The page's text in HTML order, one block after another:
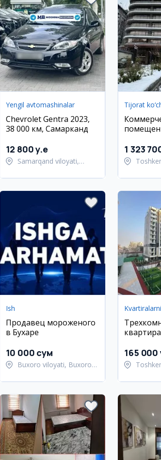
Yengil avtomashinalar
Chevrolet Gentra 2023,
38 000 км, Самарканд
12 800 y.e
Samarqand viloyati,
Tijorat
1 323
Ish
Продавец мороженого
в Бухаре
10 000 сум
Buxoro viloyati, Buxoro
район
165 000